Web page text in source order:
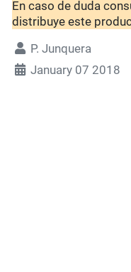
En caso de duda
distribuye este
P. Junquera
January 07 2018